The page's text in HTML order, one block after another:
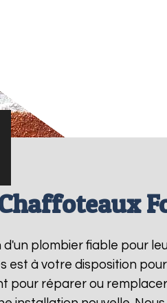
plombier fiable pour
est à votre disposition
pour réparer ou